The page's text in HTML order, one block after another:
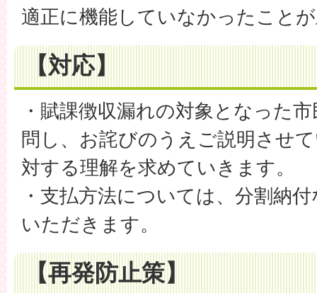
適正に機能していなかったこと
【対応】
・賦課徴収漏れの対象となった
問し、お詫びのうえご説明させ
対する理解を求めていきます。
・支払方法については、分割納
いただきます。
【再発防止策】